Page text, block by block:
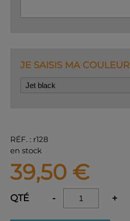
JE SAISIS MA COULEUR
RÉF. : r128
en stock
39,50 €
QTÉ - +